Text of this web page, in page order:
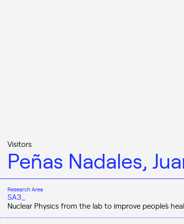
Visitors
Peñas Nadales,
Research Area
SA3_
Nuclear Physics from the lab to improve people´s